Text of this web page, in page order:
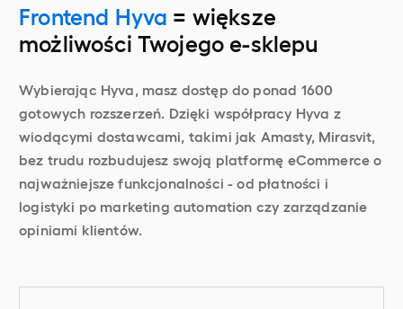
Frontend Hyva = większe
możliwości Twojego e-sklepu
Wybierając Hyva, masz dostęp do ponad 1600
gotowych rozszerzeń. Dzięki współpracy Hyva z
wiodącymi dostawcami, takimi jak Amasty, Mirasvit,
bez trudu rozbudujesz swoją platformę eCommerce o
najważniejsze funkcjonalności - od płatności i
logistyki po marketing automation czy zarządzanie
opiniami klientów.